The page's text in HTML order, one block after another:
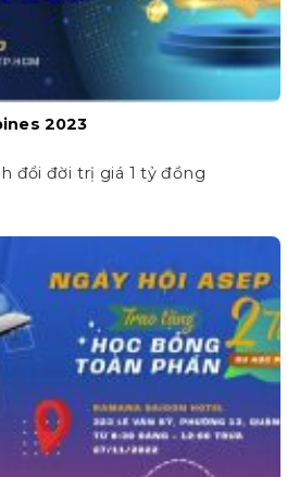
2023
đổi đời trị giá 1 tỷ đồng